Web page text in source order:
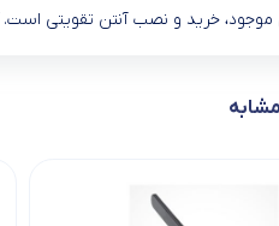
موجود، خرید و نصب آنتن تقویتی